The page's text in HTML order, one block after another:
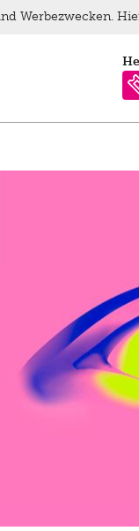
Werbezwecken.